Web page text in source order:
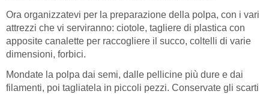
Ora organizzatevi per la preparazione della polpa, con i vari
attrezzi che vi serviranno: ciotole, tagliere di plastica con
apposite canalette per raccogliere il succo, coltelli di varie
dimensioni, forbici.
Mondate la polpa dai semi, dalle pellicine più dure e dai
filamenti, poi tagliatela in piccoli pezzi. Conservate gli scarti